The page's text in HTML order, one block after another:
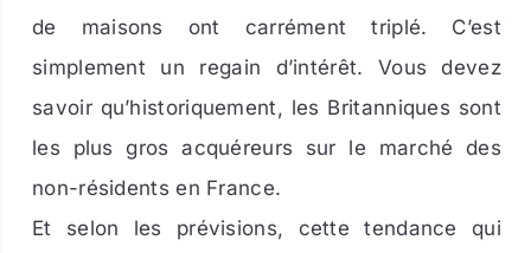
de maisons ont carrément triplé. C’est
simplement un regain d’intérêt. Vous devez
savoir qu’historiquement, les Britanniques sont
les plus gros acquéreurs sur le marché des
non-résidents en France.
Et selon les prévisions, cette tendance qui